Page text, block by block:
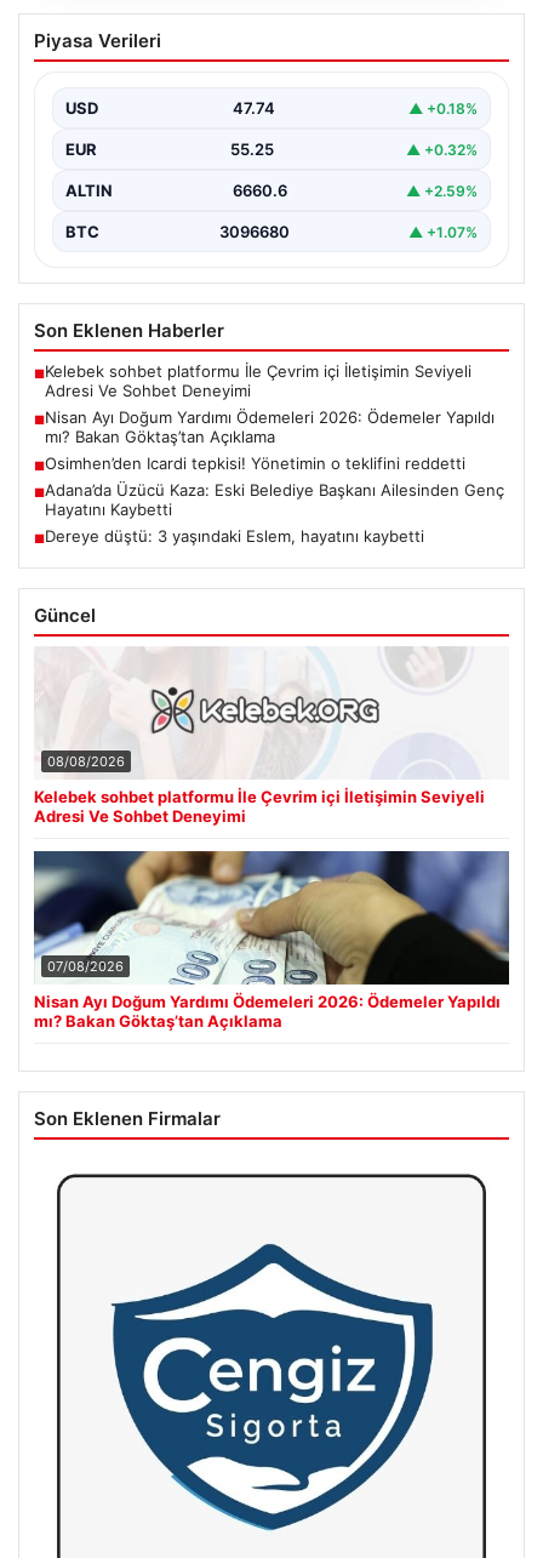
Nisan Ayı Doğum Yardımı Ödemeleri
2026: Ödemeler Yapıldı mı? Bakan
Her ay düzenli olarak yapılan doğum yardımı ödemeleri,
Piyasa Verileri
USD 47.74 ▲ +0.18%
EUR 55.25 ▲ +0.32%
ALTIN 6660.6 ▲ +2.59%
BTC 3096680 ▲ +1.07%
Son Eklenen Haberler
■Kelebek sohbet platformu İle Çevrim içi İletişimin Seviyeli
Adresi Ve Sohbet Deneyimi
■Nisan Ayı Doğum Yardımı Ödemeleri 2026: Ödemeler Yapıldı
mı? Bakan Göktaş’tan Açıklama
■Osimhen’den Icardi tepkisi! Yönetimin o teklifini reddetti
■Adana’da Üzücü Kaza: Eski Belediye Başkanı Ailesinden Genç
Hayatını Kaybetti
■Dereye düştü: 3 yaşındaki Eslem, hayatını kaybetti
Güncel
08/08/2026
Kelebek sohbet platformu İle Çevrim içi İletişimin Seviyeli
Adresi Ve Sohbet Deneyimi
07/08/2026
Nisan Ayı Doğum Yardımı Ödemeleri 2026: Ödemeler Yapıldı
mı? Bakan Göktaş’tan Açıklama
Son Eklenen Firmalar